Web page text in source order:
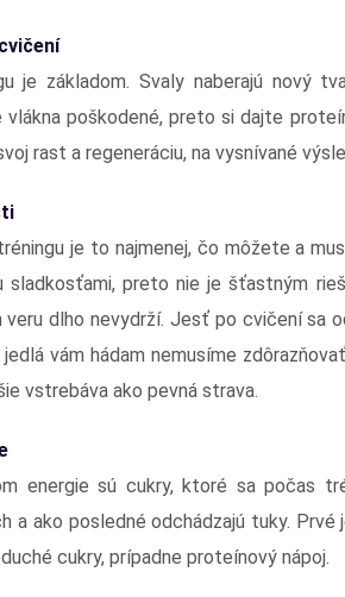
je základom. Svaly naberajú nový
vlákna poškodené, preto si dajte
rast a regeneráciu, na vysnívané
je to najmenej, čo môžete a
sladkosťami, preto nie je šťastným
dlho nevydrží. Jesť po cvičení sa
vám hádam nemusíme
vstrebáva ako pevná strava.
energie sú cukry, ktoré sa počas
a ako posledné odchádzajú tuky.
cukry, prípadne proteínový nápoj.